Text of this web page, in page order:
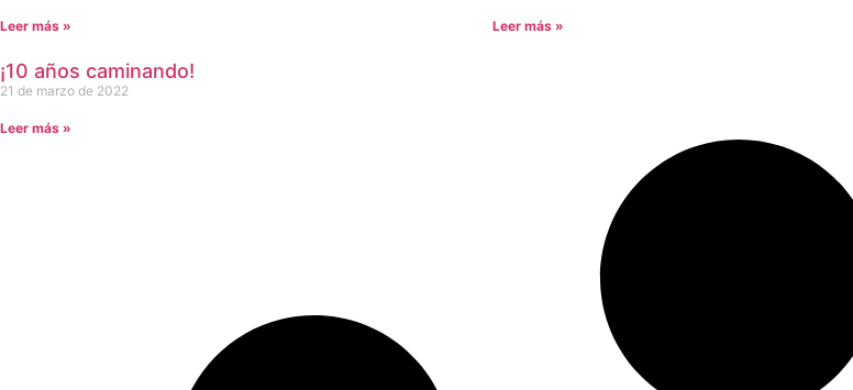
Leer más » Leer más »
¡10 años caminando!
21 de marzo de 2022
Leer más »